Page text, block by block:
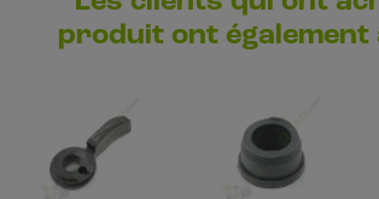
produit ont également